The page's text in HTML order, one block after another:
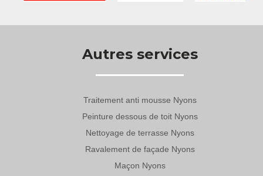
Autres services
Traitement anti mousse Nyons
Peinture dessous de toit Nyons
Nettoyage de terrasse Nyons
Ravalement de façade Nyons
Maçon Nyons